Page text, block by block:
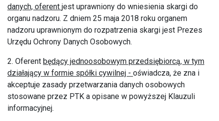
danych, oferent jest uprawniony do wniesienia skargi do
organu nadzoru. Z dniem 25 maja 2018 roku organem
nadzoru uprawnionym do rozpatrzenia skargi jest Prezes
Urzędu Ochrony Danych Osobowych.
2. Oferent będący jednoosobowym przedsiębiorcą, w tym
działający w formie spółki cywilnej - oświadcza, że zna i
akceptuje zasady przetwarzania danych osobowych
stosowane przez PTK a opisane w powyższej Klauzuli
informacyjnej.